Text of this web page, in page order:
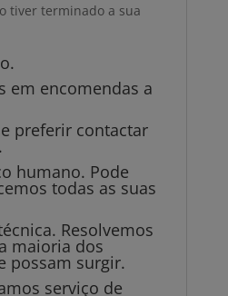
tiver terminado a sua
em encomendas a
preferir contactar
humano. Pode
todas as suas
Resolvemos
maioria dos
possam surgir.
serviço de